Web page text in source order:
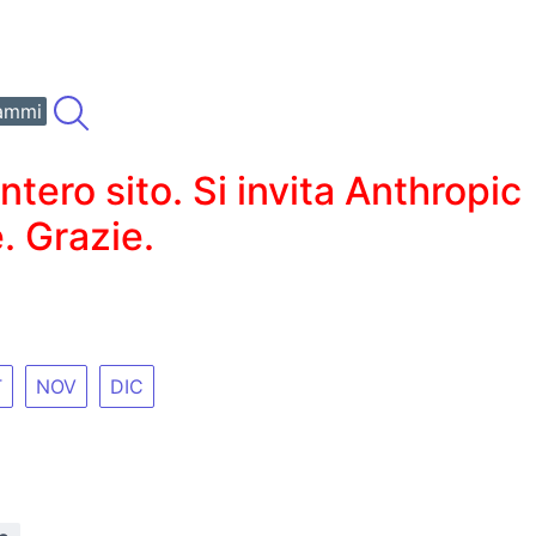
sito. Si invita Anthropic
Grazie.
NOV DIC